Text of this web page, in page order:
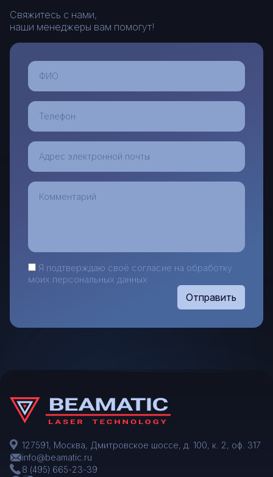
Свяжитесь с нами,
наши менеджеры вам помогут!
Я подтверждаю своё согласие на обработку
моих персональных данных
Отправить
127591, Москва, Дмитровское шоссе, д. 100, к. 2, оф. 317
info@beamatic.ru
8 (495) 665-23-39